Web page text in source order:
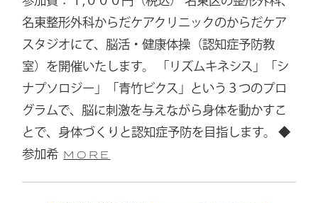
名東整形外科からだケアクリニックのからだケア
スタジオにて、脳活・健康体操（認知症予防教
室）を開催いたします。 「リズムキネシス」「シ
ナプソロジー」「青竹ビクス」という３つのプロ
グラムで、脳に刺激を与えながら身体を動かすこ
とで、身体づくりと認知症予防を目指します。 ◆
参加希 MORE